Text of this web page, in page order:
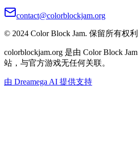
contact@colorblockjam.org
© 2024 Color Block Jam. 保留所有权利
colorblockjam.org 是由 Color Block
站，与官方游戏无任何关联。
由 Dreamega AI 提供支持